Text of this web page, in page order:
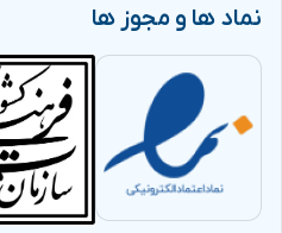
نماد ها و مجوز ها